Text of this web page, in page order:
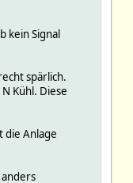
kein Signal
spärlich.
Kühl. Diese
die Anlage